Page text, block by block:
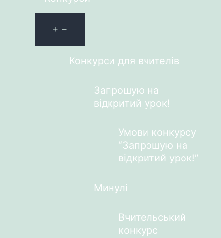
Конкурси для вчителів
Запрошую на
відкритий урок!
Умови конкурсу
“Запрошую на
відкритий урок!”
Минулі
Вчительський
конкурс